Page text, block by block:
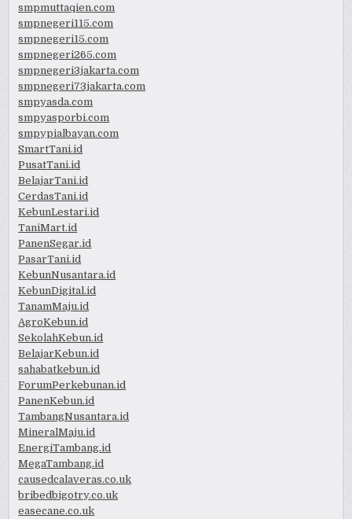
smpmuttaqien.com
smpnegeri115.com
smpnegeri15.com
smpnegeri265.com
smpnegeri3jakarta.com
smpnegeri73jakarta.com
smpyasda.com
smpyasporbi.com
smpypialbayan.com
SmartTani.id
PusatTani.id
BelajarTani.id
CerdasTani.id
KebunLestari.id
TaniMart.id
PanenSegar.id
PasarTani.id
KebunNusantara.id
KebunDigital.id
TanamMaju.id
AgroKebun.id
SekolahKebun.id
BelajarKebun.id
sahabatkebun.id
ForumPerkebunan.id
PanenKebun.id
TambangNusantara.id
MineralMaju.id
EnergiTambang.id
MegaTambang.id
causedcalaveras.co.uk
bribedbigotry.co.uk
easecane.co.uk